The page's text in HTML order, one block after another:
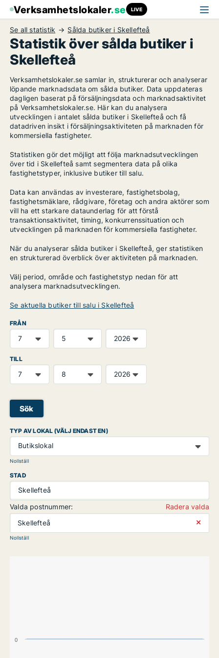
Verksamhetslokaler.se LIVE
Se all statistik Sålda butiker i Skellefteå
Statistik över sålda butiker i
Skellefteå
Verksamhetslokaler.se samlar in, strukturerar och analyserar
löpande marknadsdata om sålda butiker. Data uppdateras
dagligen baserat på försäljningsdata och marknadsaktivitet
på Verksamhetslokaler.se. Här kan du analysera
utvecklingen i antalet sålda butiker i Skellefteå och få
datadriven insikt i försäljningsaktiviteten på marknaden för
kommersiella fastigheter.
Statistiken gör det möjligt att följa marknadsutvecklingen
över tid i Skellefteå samt segmentera data på olika
fastighetstyper, inklusive butiker till salu.
Data kan användas av investerare, fastighetsbolag,
fastighetsmäklare, rådgivare, företag och andra aktörer som
vill ha ett starkare dataunderlag för att förstå
transaktionsaktivitet, timing, konkurrenssituation och
utvecklingen på marknaden för kommersiella fastigheter.
När du analyserar sålda butiker i Skellefteå, ger statistiken
en strukturerad överblick över aktiviteten på marknaden.
Välj period, område och fastighetstyp nedan för att
analysera marknadsutvecklingen.
Se aktuella butiker till salu i Skellefteå
FRÅN
TILL
Sök
TYP AV LOKAL (VÄLJ ENDAST EN)
Butikslokal
Nollställ
STAD
Skellefteå
Valda postnummer:
Radera valda
Skellefteå
⨯
Nollställ
0